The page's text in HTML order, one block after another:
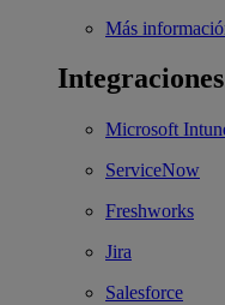
Más
Microsoft
ServiceNow
Freshworks
Jira
Salesforce